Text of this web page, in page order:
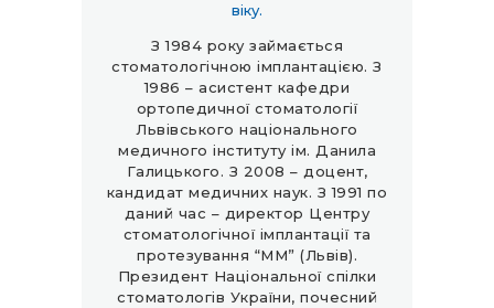
віку.
З 1984 року займається
стоматологічною імплантацією. З
1986 – асистент кафедри
ортопедичної стоматології
Львівського національного
медичного інституту ім. Данила
Галицького. З 2008 – доцент,
кандидат медичних наук. З 1991 по
даний час – директор Центру
стоматологічної імплантації та
протезування “ММ” (Львів).
Президент Національної спілки
стоматологів України, почесний